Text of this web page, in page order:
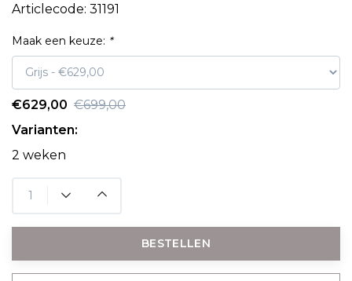
Articlecode: 31191
Maak een keuze: *
€629,00 €699,00
Varianten:
2 weken
BESTELLEN